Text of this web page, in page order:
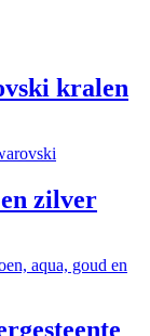
kralen
zilver